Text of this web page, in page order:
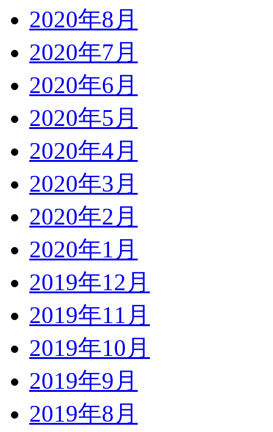
2020年8月
2020年7月
2020年6月
2020年5月
2020年4月
2020年3月
2020年2月
2020年1月
2019年12月
2019年11月
2019年10月
2019年9月
2019年8月